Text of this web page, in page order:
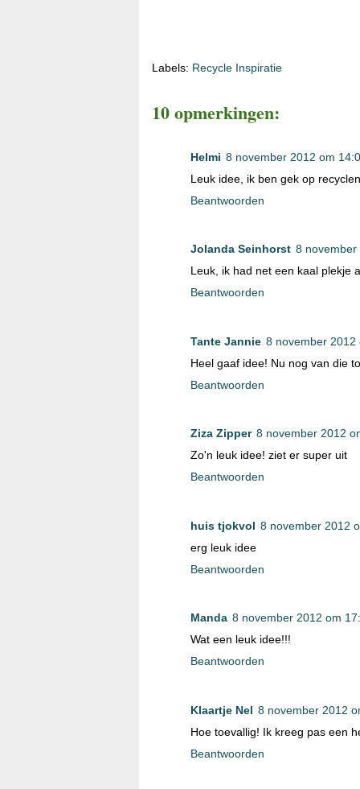
Labels: Recycle Inspiratie
10 opmerkingen:
Helmi 8 november 2012 om
Leuk idee, ik ben gek op
Beantwoorden
Jolanda Seinhorst 8 november
Leuk, ik had net een kaal plekje
Beantwoorden
Tante Jannie 8 november 2012
Heel gaaf idee! Nu nog van die
Beantwoorden
Ziza Zipper 8 november 2012
Zo'n leuk idee! ziet er super uit
Beantwoorden
huis tjokvol 8 november 2012
erg leuk idee
Beantwoorden
Manda 8 november 2012 om
Wat een leuk idee!!!
Beantwoorden
Klaartje Nel 8 november 2012
Hoe toevallig! Ik kreeg pas een
Beantwoorden